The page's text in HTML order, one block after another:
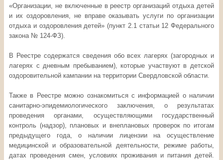
«Организации, не включенные в реестр организаций отдыха детей
и их оздоровления, не вправе оказывать услуги по организации
отдыха и оздоровления детей» (пункт 2.1 статьи 12 Федерального
закона № 124-ФЗ).
В Реестре содержатся сведения обо всех лагерях (загородных и
лагерях с дневным пребыванием), которые участвуют в детской
оздоровительной кампании на территории Свердловской области.
Также в Реестре можно ознакомиться с информацией о наличии
санитарно-эпидемиологического заключения, о результатах
проведения органами, осуществляющими государственный
контроль (надзор), плановых и внеплановых проверок по итогам
предыдущего года, о наличии лицензии на осуществление
медицинской и образовательной деятельности, режиме работы,
датах проведения смен, условиях проживания и питания детей.